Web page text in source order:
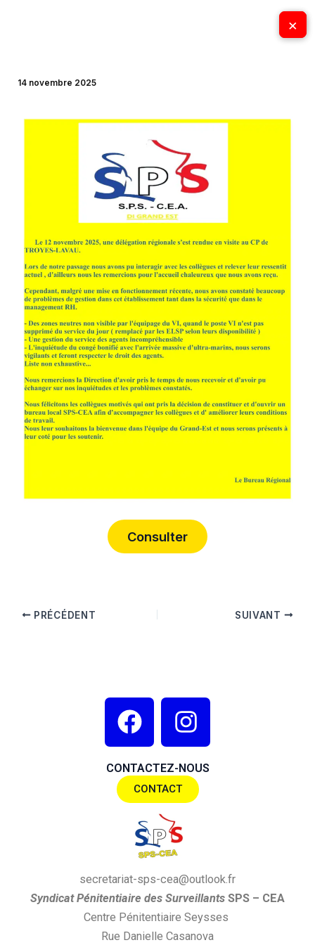
×
14 novembre 2025
Consulter
PRÉCÉDENT SUIVANT
F
a
c
e
b
o
o
k
I
n
s
t
a
a
m
CONTACTEZ-NOUS
CONTACT
secretariat-sps-cea@outlook.fr
SyndicatPénitentiaire des Surveillants SPS – CEA
Centre Pénitentiaire Seysses
Rue Danielle Casanova
×